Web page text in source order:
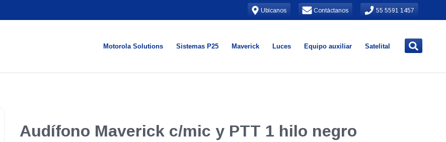
Ubícanos Contáctanos 55 5591 1457
Motorola Solutions Sistemas P25 Maverick Luces Equipo auxiliar Satelital
Audífono Maverick c/mic y PTT 1 hilo negro